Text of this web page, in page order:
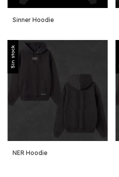
Sinner Hoodie
Sin stock
NER Hoodie